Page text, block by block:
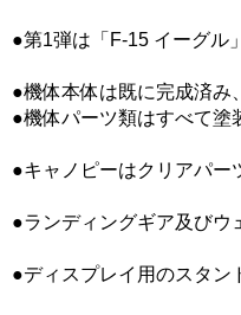
●第1弾は「F-15 イーグル
●機体本体は既に完成済み
●機体パーツ類はすべて塗
●キャノピーはクリアパー
●ランディングギア及びウ
●ディスプレイ用のスタン